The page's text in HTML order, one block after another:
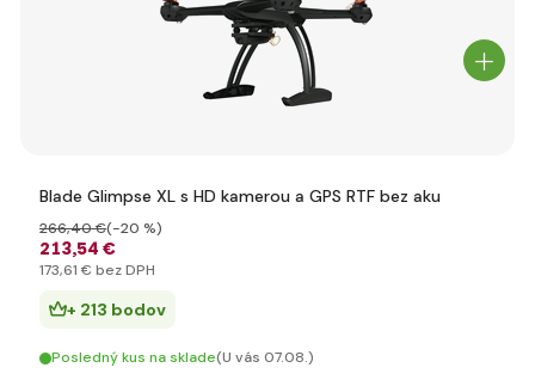
Blade Glimpse XL s HD kamerou a GPS RTF bez aku
213,54 €
266,40 €(-20 %)
173,61 € bez DPH
+ 213 bodov
Posledný kus na sklade(U vás 07.08.)